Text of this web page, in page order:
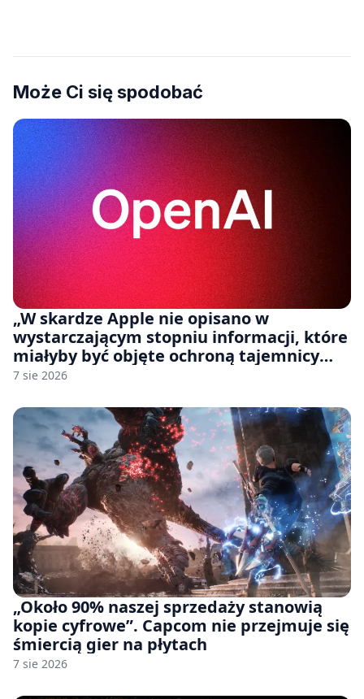
Może Ci się spodobać
„W skardze Apple nie opisano w
wystarczającym stopniu informacji, które
miałyby być objęte ochroną tajemnicy
handlowej”. OpenAI żąda odrzucenia
7 sie 2026
„Około 90% naszej sprzedaży stanowią
kopie cyfrowe”. Capcom nie przejmuje się
śmiercią gier na płytach
7 sie 2026